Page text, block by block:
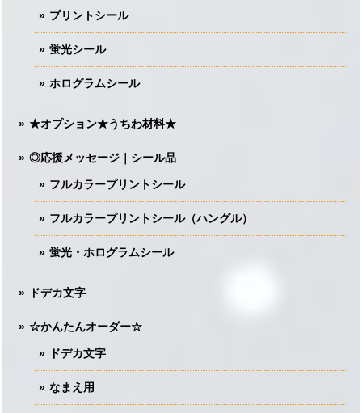
プリントシール
蛍光シール
ホログラムシール
★オプション★うちわ材料★
◎応援メッセージ｜シール品
フルカラープリントシール
フルカラープリントシール（ハングル）
蛍光・ホログラムシール
ドデカ文字
☆かんたんオーダー☆
ドデカ文字
なまえ用